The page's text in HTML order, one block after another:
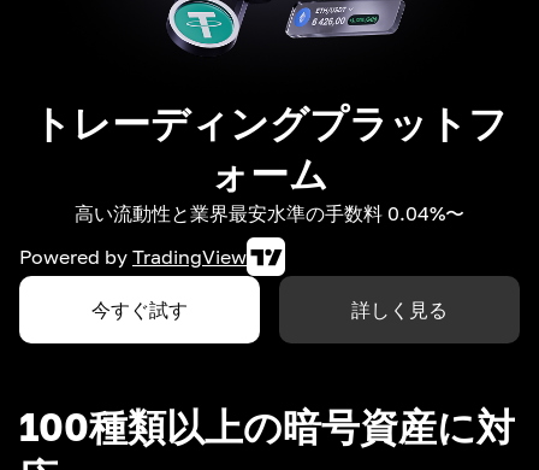
トレーディングプラットフ
ォーム
高い流動性と業界最安水準の手数料 0.04%〜
Powered by TradingView
今すぐ試す 詳しく見る
100種類以上の暗号資産に対